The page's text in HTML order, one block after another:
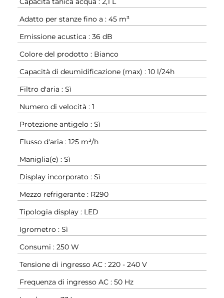
Adatto per stanze fino a : 45 m³
Emissione acustica : 36 dB
Colore del prodotto : Bianco
Capacità di deumidificazione (max) : 10 l/24h
Filtro d'aria : Sì
Numero di velocità : 1
Protezione antigelo : Sì
Flusso d'aria : 125 m³/h
Maniglia(e) : Sì
Display incorporato : Sì
Mezzo refrigerante : R290
Tipologia display : LED
Igrometro : Sì
Consumi : 250 W
Tensione di ingresso AC : 220 - 240 V
Frequenza di ingresso AC : 50 Hz